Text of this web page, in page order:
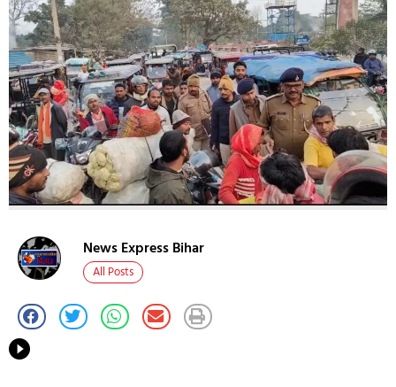
News Express Bihar
All Posts